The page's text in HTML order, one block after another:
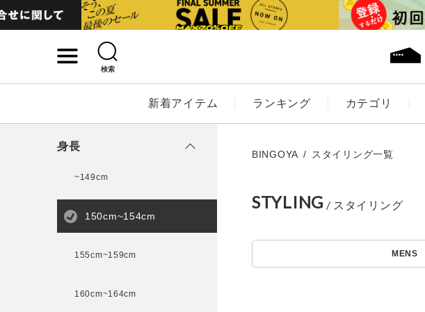
検索
新着アイテム ランキング カテゴリ
キーワード
LADIES KIDS
身長
~149cm
150cm~154cm
155cm~159cm
160cm~164cm
BINGOYA スタイリング一覧
STYLING
MENS